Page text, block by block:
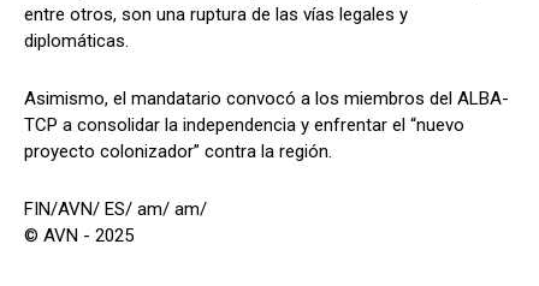
entre otros, son una ruptura de las vías legales y
diplomáticas.
Asimismo, el mandatario convocó a los miembros del ALBA-
TCP a consolidar la independencia y enfrentar el “nuevo
proyecto colonizador” contra la región.
FIN/AVN/ ES/ am/ am/
© AVN - 2025